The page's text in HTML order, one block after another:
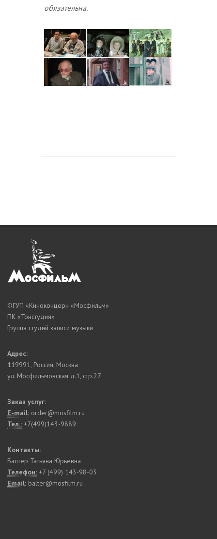
обязательна.
ФГУП «Киноконцерн «Мосфильм»
ПК «Тонстудия»
Группа студий записи музыки
Адрес:
119991, Россия, Москва
ул. Мосфильмовская д.1, стр.27
Заказ услуг:
E-mail: order@mosfilm.ru
Тел.: +7(499)143-9889
Контакты:
Балтер Татьяна Юрьевна
Телефон: +7 (499) 143-98-03
Email: balter@mosfilm.ru